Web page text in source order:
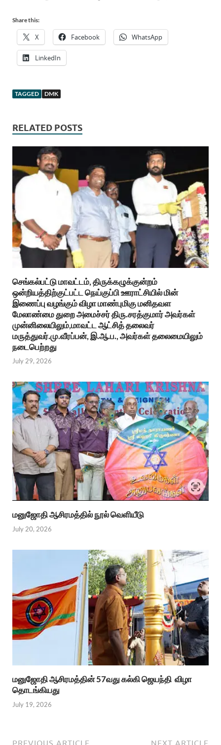
Share this:
X Facebook WhatsApp
LinkedIn
TAGGED DMK
RELATED POSTS
செங்கல்பட்டு மாவட்டம், திருக்கழுக்குன்றம்
ஒன்றியத்திற்குட்பட்ட நெய்குப்பி ஊராட்சியில் மின்
இணைப்பு வழங்கும் விழா மாண்புமிகு மனிதவள
மேலாண்மை துறை அமைச்சர் திரு.சரத்குமார் அவர்கள்
முன்னிலையிலும்,மாவட்ட ஆட்சித் தலைவர்
மருத்துவர்.மு.வீரப்பன், இ.ஆ.ப., அவர்கள் தலைமையிலும்
நடைபெற்றது
July 29, 2026
மனுஜோதி ஆசிரமத்தில் நூல் வெளியீடு
July 20, 2026
மனுஜோதி ஆசிரமத்தின் 57வது கல்கி ஜெயந்தி விழா
தொடங்கியது
July 19, 2026
PREVIOUS ARTICLE NEXT ARTICLE